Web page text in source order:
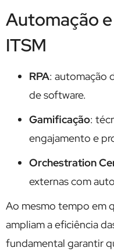
Automação
ITSM
RPA: automação
de software.
Gamificação:
engajamento e
Orchestration
externas com
Ao mesmo tempo em
ampliam a eficiência
fundamental garantir